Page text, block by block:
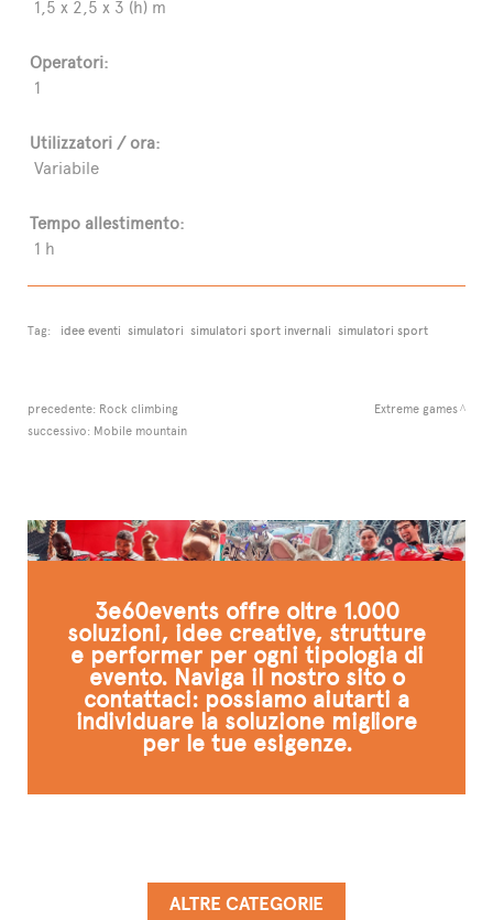
1,5 x 2,5 x 3 (h) m
Operatori:
1
Utilizzatori / ora:
Variabile
Tempo allestimento:
1 h
Tag: idee eventi simulatori simulatori sport invernali simulatori sport
precedente: Rock climbing
successivo: Mobile mountain
Extreme games
3e60events offre oltre 1.000
soluzioni, idee creative, strutture
e performer per ogni tipologia di
evento. Naviga il nostro sito o
contattaci: possiamo aiutarti a
individuare la soluzione migliore
per le tue esigenze.
ALTRE CATEGORIE